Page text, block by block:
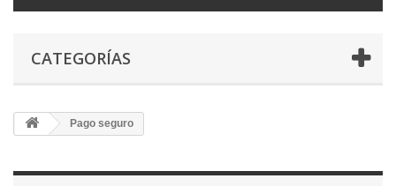
CATEGORÍAS
Pago seguro